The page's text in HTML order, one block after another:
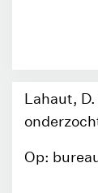
Lahaut,
Op: